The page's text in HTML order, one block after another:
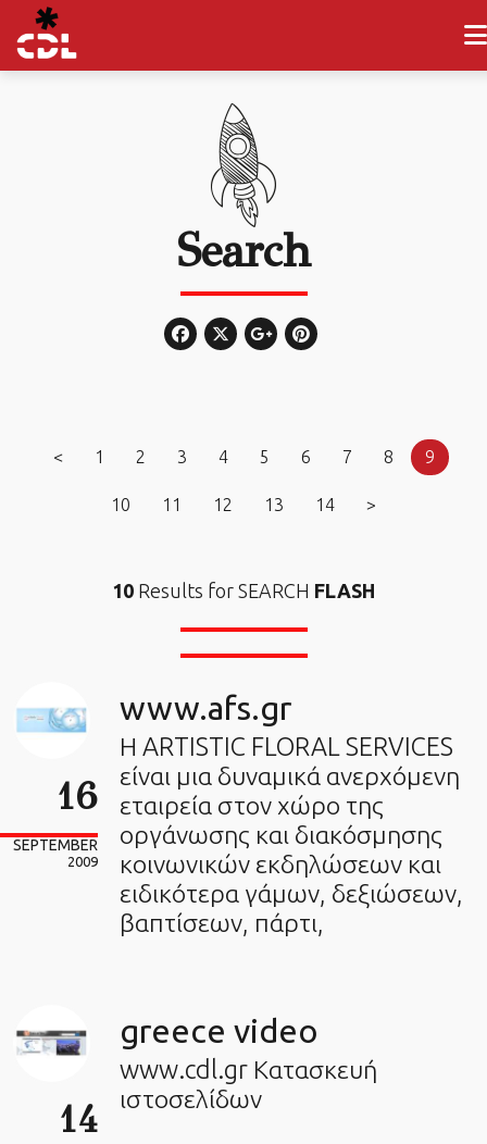
Search
< 1 2 3 4 5 6 7 8 9
10 11 12 13 14 >
10 Results for SEARCH FLASH
16
SEPTEMBER
2009
www.afs.gr
Η ARTISTIC FLORAL SERVICES
είναι μια δυναμικά ανερχόμενη
εταιρεία στον χώρο της
οργάνωσης και διακόσμησης
κοινωνικών εκδηλώσεων και
ειδικότερα γάμων, δεξιώσεων,
βαπτίσεων, πάρτι,
14
greece video
www.cdl.gr Κατασκευή
ιστοσελίδων